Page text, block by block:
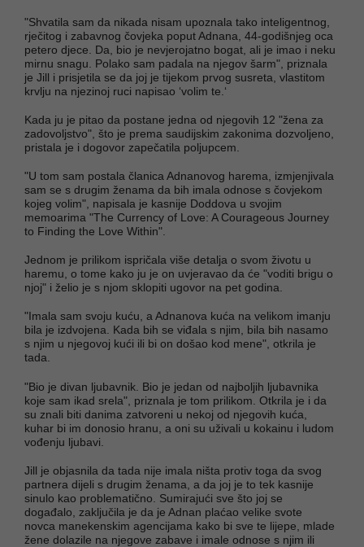
"Shvatila sam da nikada nisam upoznala tako inteligentnog,
rječitog i zabavnog čovjeka poput Adnana, 44-godišnjeg oca
petero djece. Da, bio je nevjerojatno bogat, ali je imao i neku
mirnu snagu. Polako sam padala na njegov šarm", priznala
je Jill i prisjetila se da joj je tijekom prvog susreta, vlastitom
krvlju na njezinoj ruci napisao ‘volim te.‘
Kada ju je pitao da postane jedna od njegovih 12 "žena za
zadovoljstvo", što je prema saudijskim zakonima dozvoljeno,
pristala je i dogovor zapečatila poljupcem.
"U tom sam postala članica Adnanovog harema, izmjenjivala
sam se s drugim ženama da bih imala odnose s čovjekom
kojeg volim", napisala je kasnije Doddova u svojim
memoarima "The Currency of Love: A Courageous Journey
to Finding the Love Within".
Jednom je prilikom ispričala više detalja o svom životu u
haremu, o tome kako ju je on uvjeravao da će "voditi brigu o
njoj" i želio je s njom sklopiti ugovor na pet godina.
"Imala sam svoju kuću, a Adnanova kuća na velikom imanju
bila je izdvojena. Kada bih se viđala s njim, bila bih nasamo
s njim u njegovoj kući ili bi on došao kod mene", otkrila je
tada.
"Bio je divan ljubavnik. Bio je jedan od najboljih ljubavnika
koje sam ikad srela", priznala je tom prilikom. Otkrila je i da
su znali biti danima zatvoreni u nekoj od njegovih kuća,
kuhar bi im donosio hranu, a oni su uživali u kokainu i ludom
vođenju ljubavi.
Jill je objasnila da tada nije imala ništa protiv toga da svog
partnera dijeli s drugim ženama, a da joj je to tek kasnije
sinulo kao problematično. Sumirajući sve što joj se
događalo, zaključila je da je Adnan plaćao velike svote
novca manekenskim agencijama kako bi sve te lijepe, mlade
žene dolazile na njegove zabave i imale odnose s njim ili